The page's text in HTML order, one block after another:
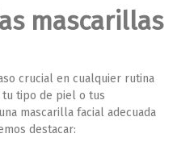
mascarillas
crucial en cualquier rutina
tipo de piel o tus
mascarilla facial adecuada
destacar: